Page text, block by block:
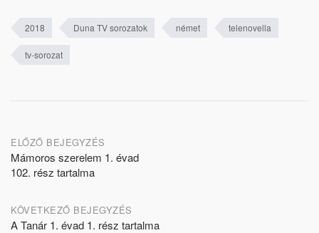
2018 Duna TV sorozatok német telenovella
tv-sorozat
Post
navigation
ELŐZŐ BEJEGYZÉS
Mámoros szerelem 1. évad
102. rész tartalma
KÖVETKEZŐ BEJEGYZÉS
A Tanár 1. évad 1. rész tartalma